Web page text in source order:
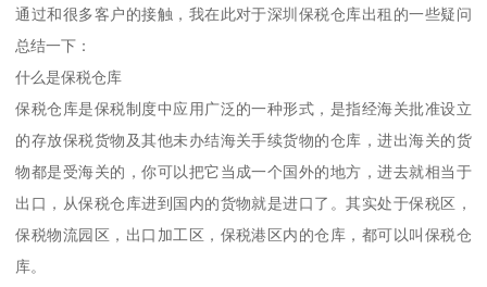
通过和很多客户的接触，我在此对于深圳保税仓库出租的一些疑问
总结一下：
什么是保税仓库
保税仓库是保税制度中应用广泛的一种形式，是指经海关批准设立
的存放保税货物及其他未办结海关手续货物的仓库，进出海关的货
物都是受海关的，你可以把它当成一个国外的地方，进去就相当于
出口，从保税仓库进到国内的货物就是进口了。其实处于保税区，
保税物流园区，出口加工区，保税港区内的仓库，都可以叫保税仓
库。